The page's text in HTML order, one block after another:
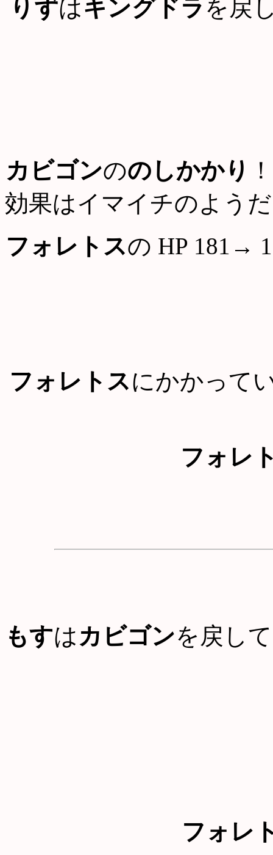
りずはキングドラ を戻
カビゴンののしかかり
！
効果はイマイチのようだ
フォレトスの HP 181→
フォレトスにかかって
フォレ
もすは カビゴンを戻して
フォレ